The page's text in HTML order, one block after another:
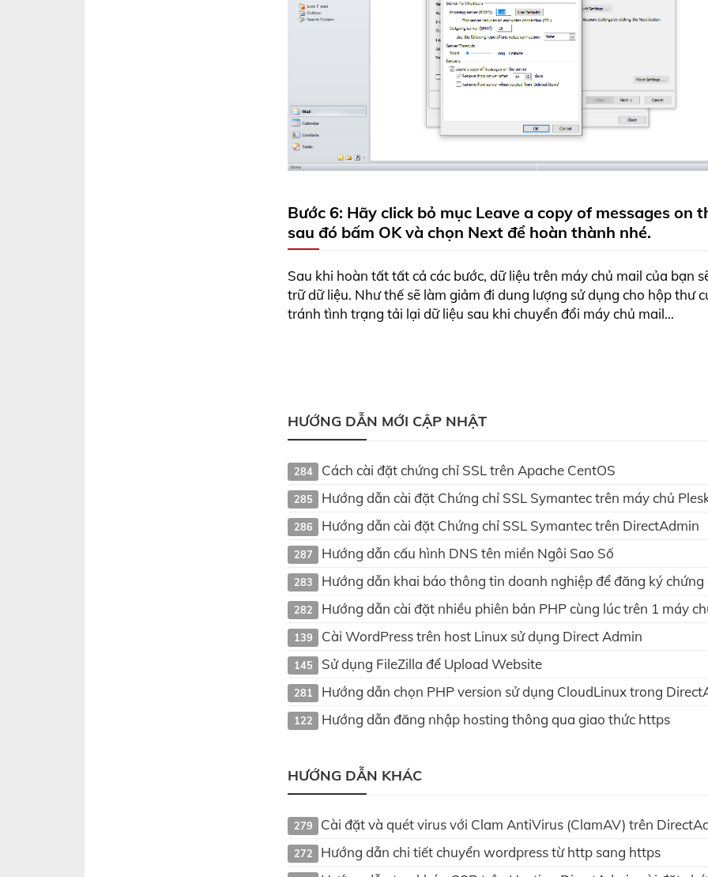
Bước 6: Hãy click bỏ mục Leave a copy of messages on
sau đó bấm OK và chọn Next để hoàn thành nhé.
Sau khi hoàn tất tất cả các bước, dữ liệu trên máy chủ mail của bạn
trữ dữ liệu. Như thế sẽ làm giảm đi dung lượng sử dụng cho hộp thư
tránh tình trạng tải lại dữ liệu sau khi chuyển đổi máy chủ mail…
HƯỚNG DẪN MỚI CẬP NHẬT
284 Cách cài đặt chứng chỉ SSL trên Apache CentOS
285 Hướng dẫn cài đặt Chứng chỉ SSL Symantec trên máy chủ
286 Hướng dẫn cài đặt Chứng chỉ SSL Symantec trên DirectAdmin
287 Hướng dẫn cấu hình DNS tên miền Ngôi Sao Số
283 Hướng dẫn khai báo thông tin doanh nghiệp để đăng ký chứng
282 Hướng dẫn cài đặt nhiều phiên bản PHP cùng lúc trên 1 máy
139 Cài WordPress trên host Linux sử dụng Direct Admin
145 Sử dụng FileZilla để Upload Website
281 Hướng dẫn chọn PHP version sử dụng CloudLinux trong
122 Hướng dẫn đăng nhập hosting thông qua giao thức https
HƯỚNG DẪN KHÁC
279 Cài đặt và quét virus với Clam AntiVirus (ClamAV) trên
272 Hướng dẫn chi tiết chuyển wordpress từ http sang https